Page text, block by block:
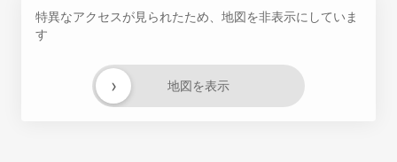
特異なアクセスが見られたため、地図を非表示にしていま
す
地図を表示
›